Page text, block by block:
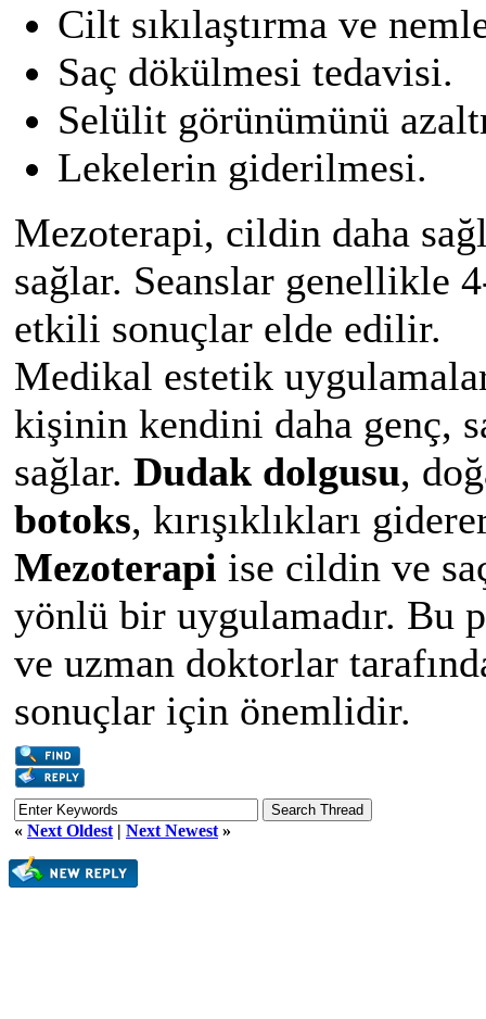
Cilt sıkılaştırma ve
Saç dökülmesi tedavisi.
Selülit görünümünü
Lekelerin giderilmesi.
Mezoterapi, cildin daha
sağlar. Seanslar genellikle
etkili sonuçlar elde edilir.
Medikal estetik
kişinin kendini daha genç,
sağlar. Dudak dolgusu,
botoks, kırışıklıkları
Mezoterapi ise cildin ve
yönlü bir uygulamadır. Bu
ve uzman doktorlar
sonuçlar için önemlidir.
« Next Oldest | Next Newest »